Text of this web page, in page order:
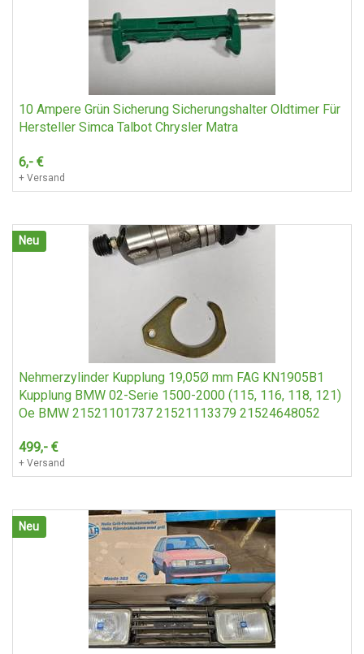
Audi V8 Scheinwerfer
10 Ampere Grün Sicherung Sicherungshalter Oldtimer Für
Hersteller Simca Talbot Chrysler Matra
6,- €
+ Versand
Neu
Nehmerzylinder Kupplung 19,05Ø mm FAG KN1905B1
Kupplung BMW 02-Serie 1500-2000 (115, 116, 118, 121)
Oe BMW 21521101737 21521113379 21524648052
499,- €
+ Versand
Neu